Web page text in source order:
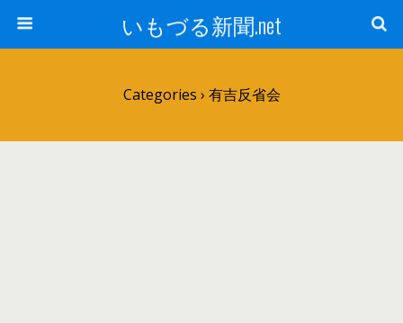
いもづる新聞.net
Categories › 有吉反省会